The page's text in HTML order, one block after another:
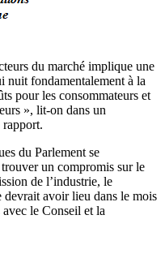
du marché implique une
nuit fondamentalement à la
pour les consommateurs et
», lit-on dans un
du Parlement se
un compromis sur le
de l’industrie, le
devrait avoir lieu dans le mois
le Conseil et la